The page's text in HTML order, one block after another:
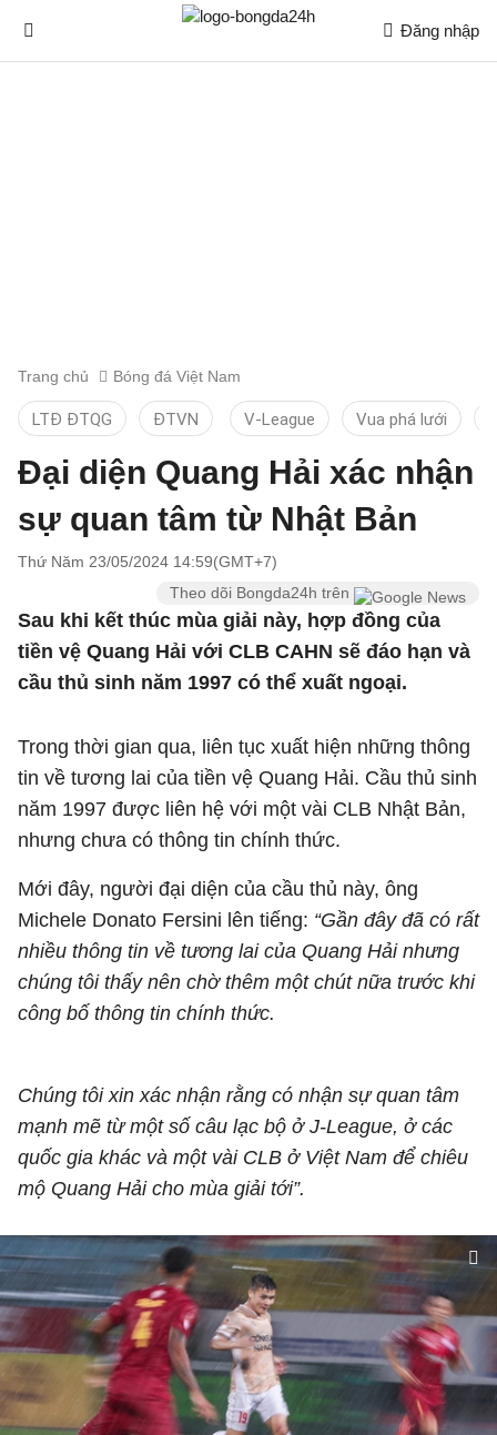
Đăng nhập
Trang chủ Bóng đá Việt Nam
LTĐ ĐTQG ĐTVN V-League Vua phá lưới
Đại diện Quang Hải xác nhận
sự quan tâm từ Nhật Bản
Thứ Năm 23/05/2024 14:59(GMT+7)
Theo dõi Bongda24h trên
Sau khi kết thúc mùa giải này, hợp đồng của
tiền vệ Quang Hải với CLB CAHN sẽ đáo hạn và
cầu thủ sinh năm 1997 có thể xuất ngoại.
Trong thời gian qua, liên tục xuất hiện những thông
tin về tương lai của tiền vệ Quang Hải. Cầu thủ sinh
năm 1997 được liên hệ với một vài CLB Nhật Bản,
nhưng chưa có thông tin chính thức.
Mới đây, người đại diện của cầu thủ này, ông
Michele Donato Fersini lên tiếng: “Gần đây đã có rất
nhiều thông tin về tương lai của Quang Hải nhưng
chúng tôi thấy nên chờ thêm một chút nữa trước khi
công bố thông tin chính thức.
Chúng tôi xin xác nhận rằng có nhận sự quan tâm
mạnh mẽ từ một số câu lạc bộ ở J-League, ở các
quốc gia khác và một vài CLB ở Việt Nam để chiêu
mộ Quang Hải cho mùa giải tới”.